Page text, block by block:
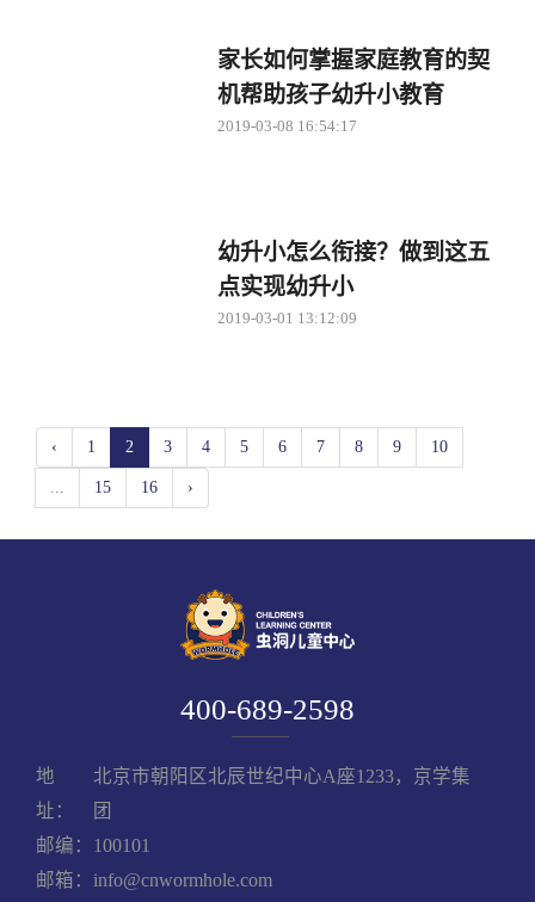
家长如何掌握家庭教育的契
机帮助孩子幼升小教育
2019-03-08 16:54:17
幼升小怎么衔接？做到这五
点实现幼升小
2019-03-01 13:12:09
‹ 1 2 3 4 5 6 7 8 9 10
15 16 ›
400-689-2598
地
址：
北京市朝阳区北辰世纪中心A座1233，京学集
团
邮编：100101
邮箱：info@cnwormhole.com